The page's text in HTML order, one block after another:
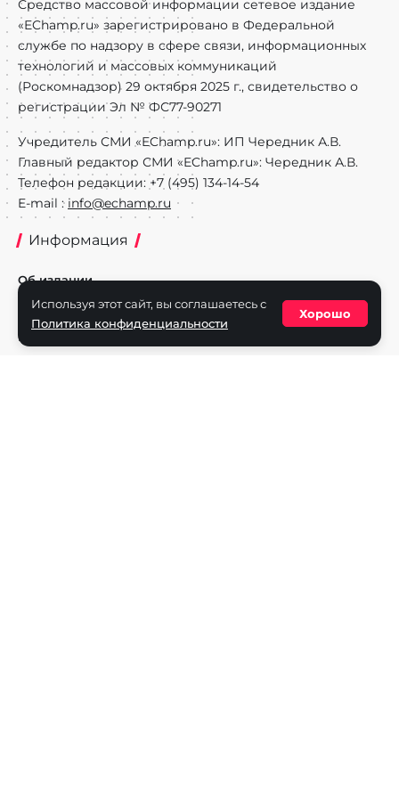
Средство массовой информации сетевое издание
«EChamp.ru» зарегистрировано в Федеральной
службе по надзору в сфере связи, информационных
технологий и массовых коммуникаций
(Роскомнадзор) 29 октября 2025 г., свидетельство о
регистрации Эл № ФС77-90271
Учредитель СМИ «EChamp.ru»: ИП Чередник А.В.
Главный редактор СМИ «EChamp.ru»: Чередник А.В.
Телефон редакции: +7 (495) 134-14-54
E-mail : info@echamp.ru
Информация
Об издании
Реклама на портале
Политика конфиденциальности
Используя этот сайт, вы соглашаетесь с
Политика конфиденциальности
Хорошо